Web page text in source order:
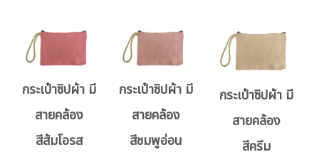
กระเป๋าซิปผ้า มี
สายคล้อง
สีส้มโอรส
กระเป๋าซิปผ้า มี
สายคล้อง
สีชมพูอ่อน
กระเป๋าซิปผ้า มี
สายคล้อง
สีครีม